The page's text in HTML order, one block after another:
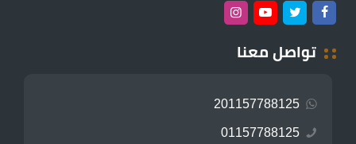
تواصل معنا
201157788125
01157788125